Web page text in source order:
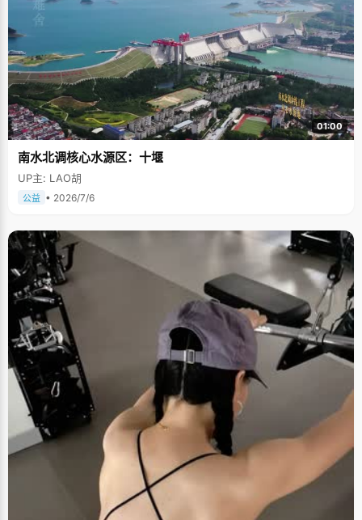
01:00
南水北调核心水源区：十堰
UP主: LAO胡
公益 • 2026/7/6